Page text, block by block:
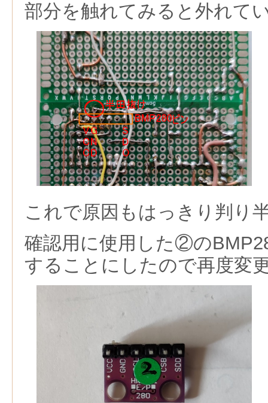
部分を触れてみると外れて
これで原因もはっきり判り
確認用に使用した②の
することにしたので再度変